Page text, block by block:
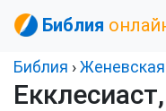
Библия
Библия › Женевская
Екклесиаст,